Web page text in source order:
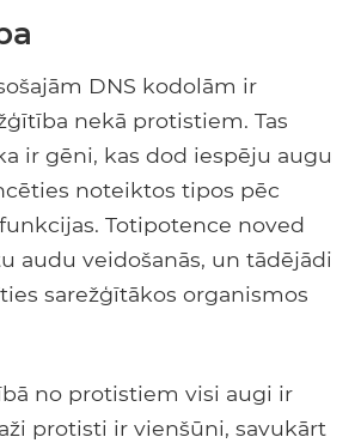
DNS kodolām ir
nekā protistiem. Tas
ir gēni, kas dod iespēju augu
noteiktos tipos pēc
Totipotence noved
audu veidošanās, un tādējādi
sarežģītākos organismos
no protistiem visi augi ir
protisti ir vienšūni, savukārt